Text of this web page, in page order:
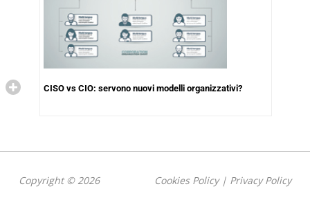
CISO vs CIO: servono nuovi modelli organizzativi?
Copyright © 2026 Cookies Policy| Privacy Policy